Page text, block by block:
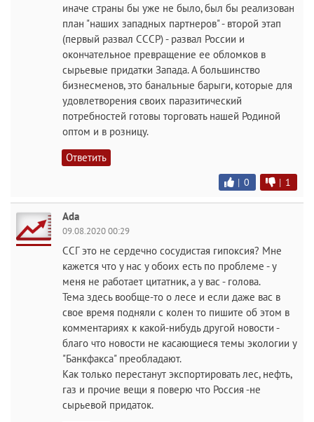
иначе страны бы уже не было, был бы реализован
план "наших западных партнеров" - второй этап
(первый развал СССР) - развал России и
окончательное превращение ее обломков в
сырьевые придатки Запада. А большинство
бизнесменов, это банальные барыги, которые для
удовлетворения своих паразитический
потребностей готовы торговать нашей Родиной
оптом и в розницу.
Ответить
| 0 | 1
Ada
09.08.2020 00:29
ССГ это не сердечно сосудистая гипоксия? Мне
кажется что у нас у обоих есть по проблеме - у
меня не работает цитатник, а у вас - голова.
Тема здесь вообще-то о лесе и если даже вас в
свое время подняли с колен то пишите об этом в
комментариях к какой-нибудь другой новости -
благо что новости не касающиеся темы экологии у
"Банкфакса" преобладают.
Как только перестанут экспортировать лес, нефть,
газ и прочие вещи я поверю что Россия -не
сырьевой придаток.